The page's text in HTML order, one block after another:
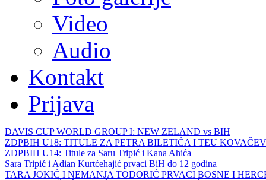
Video
Audio
Kontakt
Prijava
DAVIS CUP WORLD GROUP I: NEW ZELAND vs BIH
ZDPBIH U18: TITULE ZA PETRA BILETIĆA I TEU
ZDPBIH U14: Titule za Saru Tripić i Kana Ahića
Sara Tripić i Adian Kurtćehajić prvaci BiH do 12 godina
TARA JOKIĆ I NEMANJA TODORIĆ PRVACI BOSNE I